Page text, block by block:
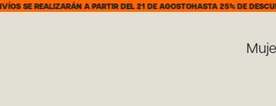
A PARTIR DEL 21 DE AGOSTOHASTA 25% DE DESCUENTO